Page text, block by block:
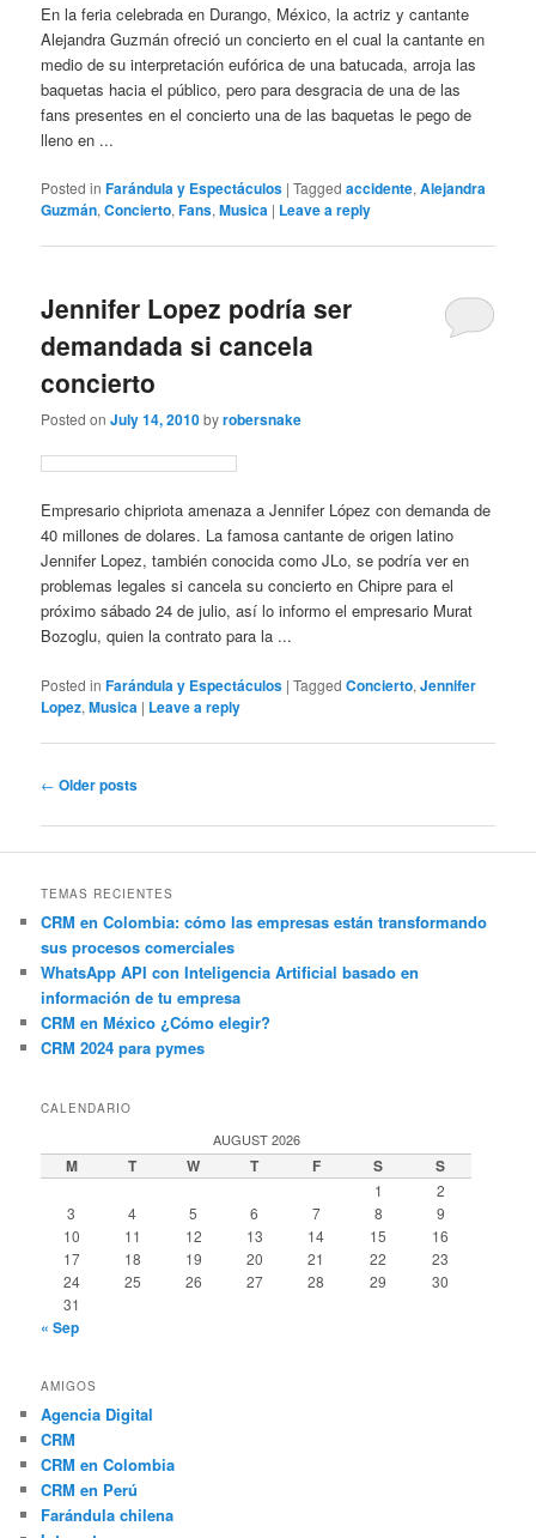
En la feria celebrada en Durango, México, la actriz y cantante
Alejandra Guzmán ofreció un concierto en el cual la cantante en
medio de su interpretación eufórica de una batucada, arroja las
baquetas hacia el público, pero para desgracia de una de las
fans presentes en el concierto una de las baquetas le pego de
lleno en ...
Posted in Farándula y Espectáculos |Tagged accidente,Alejandra
Guzmán,Concierto,Fans,Musica | Leave a reply
Jennifer Lopez podría ser
demandada si cancela
concierto
Posted onJuly 14, 2010byrobersnake
Empresario chipriota amenaza a Jennifer López con demanda de
40 millones de dolares. La famosa cantante de origen latino
Jennifer Lopez, también conocida como JLo, se podría ver en
problemas legales si cancela su concierto en Chipre para el
próximo sábado 24 de julio, así lo informo el empresario Murat
Bozoglu, quien la contrato para la ...
Posted in Farándula y Espectáculos |Tagged Concierto,Jennifer
Lopez,Musica | Leave a reply
Post
← Older posts
TEMAS RECIENTES
CRM en Colombia: cómo las empresas están transformando
sus procesos comerciales
WhatsApp API con Inteligencia Artificial basado en
información de tu empresa
CRM en México ¿Cómo elegir?
CRM 2024 para pymes
CALENDARIO
AUGUST 2026
M T W T F S S
1
2
3
4 5 6 7 8
9
10
11 12 13 14 15
16
17
18 19 20 21 22
23
24
25 26 27 28 29
30
31
« Sep
AMIGOS
Agencia Digital
CRM
CRM en Colombia
CRM en Perú
Farándula chilena